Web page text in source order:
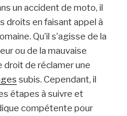
un accident de moto, il
droits en faisant appel à
Qu’il s’agisse de la
ou de la mauvaise
droit de réclamer une
subis. Cependant, il
étapes à suivre et
compétente pour